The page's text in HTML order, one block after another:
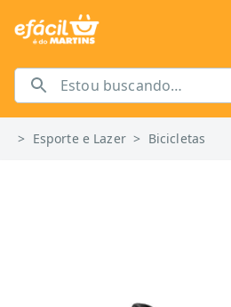
> Esporte e Lazer > Bicicletas